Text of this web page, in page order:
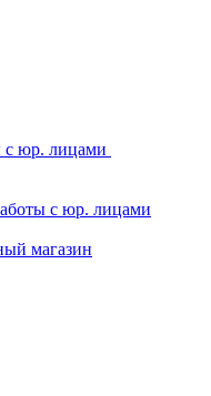
с юр. лицами
с юр. лицами
магазин